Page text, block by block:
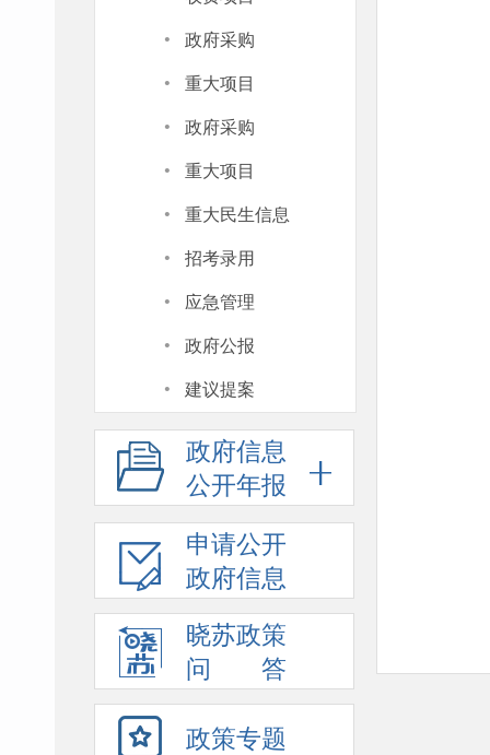
· 政府采购
· 重大项目
· 政府采购
· 重大项目
· 重大民生信息
· 招考录用
· 应急管理
· 政府公报
· 建议提案
政府信息
公开年报
申请公开
政府信息
晓苏政策
问 答
政策专题